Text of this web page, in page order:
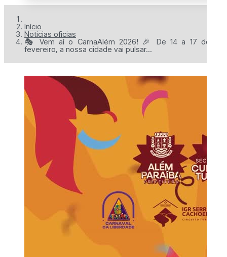
Início
Noticias oficias
🎭 Vem aí o CarnaAlém 2026! 🎉 De 14 a 17 de
fevereiro, a nossa cidade vai pulsar...